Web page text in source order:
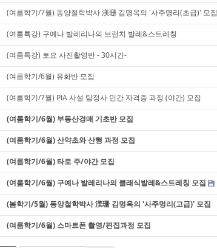
(여름학기/7월) 동양철학박사 渼珊 김명옥의 '사주명리(초급)' 모집
(여름특강) 구예나 발레리나의 브런치 발레&스트레칭
(여름특강) 토요 사진촬영반 - 30시간-
(여름학기/6월) 유화반 모집
(여름학기/7월) PIA 사설 탐정사 민간 자격증 과정 (야간) 모집
(여름학기/6월) 부동산경매 기초반 모집
(여름학기/6월) 산약초와 산행 과정 모집
(여름학기/6월) 타로 주/야간 모집
(여름학기/6월) 구예나 발레리나의 클래식발레&스트레칭 모집
(봄학기/5월) 동양철학박사 渼珊 김명옥의 '사주명리(고급)' 모집
(여름학기/6월) 스마트폰 촬영/편집과정 모집